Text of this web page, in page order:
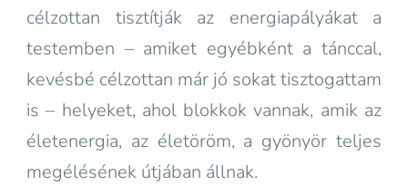
célzottan tisztítják az energiapályákat a
testemben – amiket egyébként a tánccal,
kevésbé célzottan már jó sokat tisztogattam
is – helyeket, ahol blokkok vannak, amik az
életenergia, az életöröm, a gyönyör teljes
megélésének útjában állnak.